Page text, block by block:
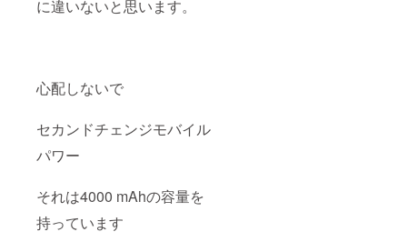
に違いないと思います。
心配しないで
セカンドチェンジモバイル
パワー
それは4000 mAhの容量を
持っています